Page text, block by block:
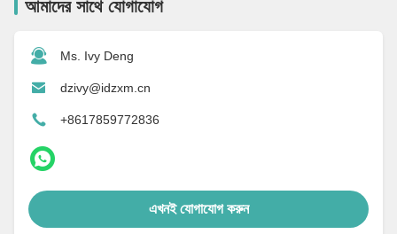
আমাদের সাথে যোগাযোগ
Ms. Ivy Deng
dzivy@idzxm.cn
+8617859772836
এখনই যোগাযোগ করুন